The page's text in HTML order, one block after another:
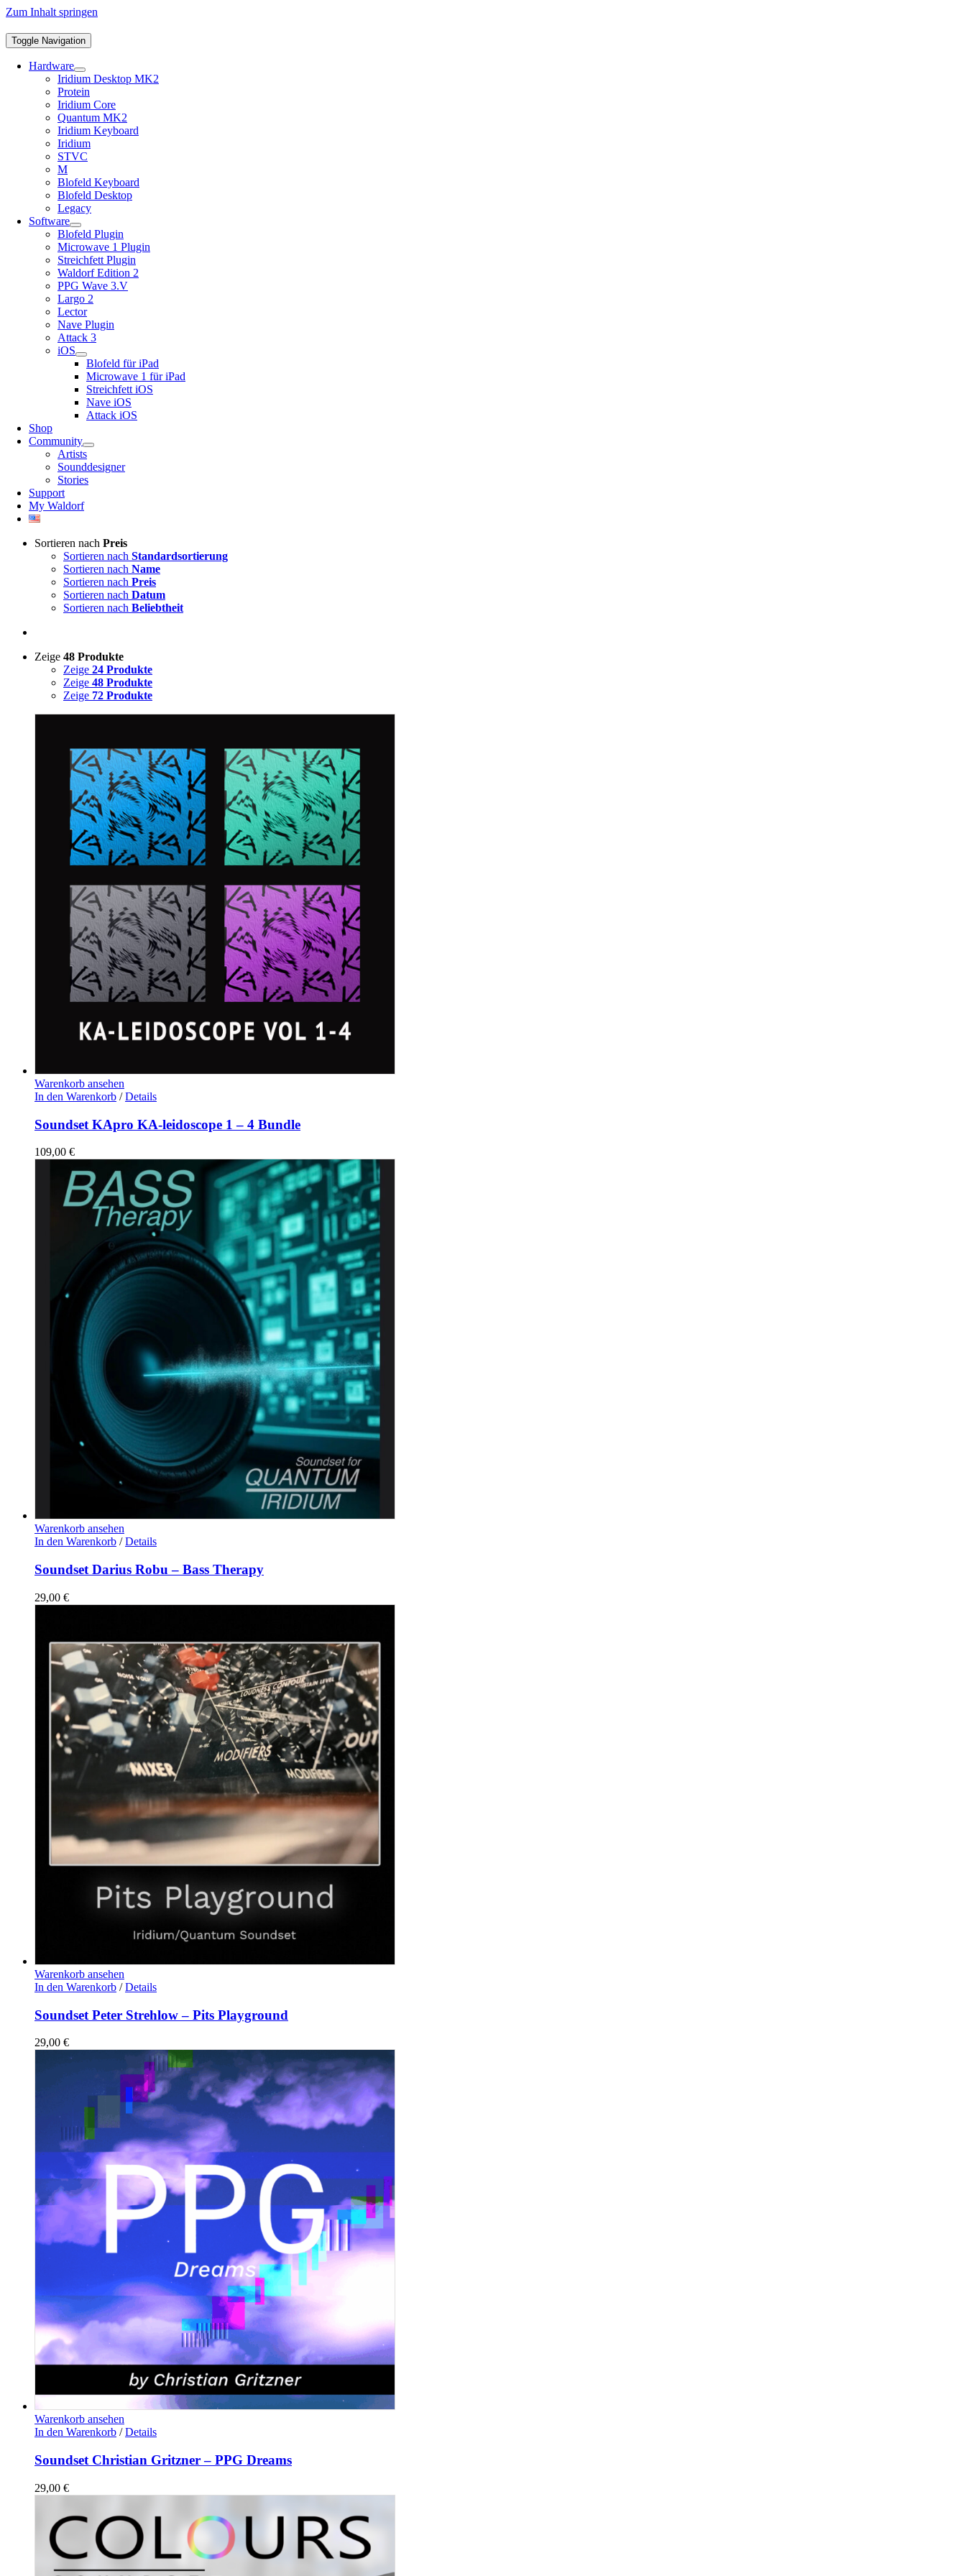
Zum Inhalt springen
Toggle Navigation
Hardware
Iridium Desktop MK2
Protein
Iridium Core
Quantum MK2
Iridium Keyboard
Iridium
STVC
M
Blofeld Keyboard
Blofeld Desktop
Legacy
Software
Blofeld Plugin
Microwave 1 Plugin
Streichfett Plugin
Waldorf Edition 2
PPG Wave 3.V
Largo 2
Lector
Nave Plugin
Attack 3
iOS
Blofeld für iPad
Microwave 1 für iPad
Streichfett iOS
Nave iOS
Attack iOS
Shop
Community
Artists
Sounddesigner
Stories
Support
My Waldorf
Sortieren nach Preis
Sortieren nach Standardsortierung
Sortieren nach Name
Sortieren nach Preis
Sortieren nach Datum
Sortieren nach Beliebtheit
Zeige 48 Produkte
Zeige 24 Produkte
Zeige 48 Produkte
Zeige 72 Produkte
Warenkorb ansehen
In den Warenkorb / Details
Soundset KApro KA-leidoscope 1 – 4 Bundle
109,00 €
Warenkorb ansehen
In den Warenkorb / Details
Soundset Darius Robu – Bass Therapy
29,00 €
Warenkorb ansehen
In den Warenkorb / Details
Soundset Peter Strehlow – Pits Playground
29,00 €
Warenkorb ansehen
In den Warenkorb / Details
Soundset Christian Gritzner – PPG Dreams
29,00 €